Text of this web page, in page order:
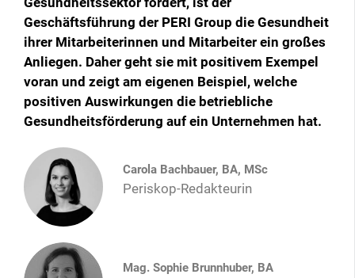
Geschäftsführung der PERI Group die Gesundheit
ihrer Mitarbeiterinnen und Mitarbeiter ein großes
Anliegen. Daher geht sie mit positivem Exempel
voran und zeigt am eigenen Beispiel, welche
positiven Auswirkungen die betriebliche
Gesundheitsförderung auf ein Unternehmen hat.
Carola Bachbauer, BA, MSc
Periskop-Redakteurin
Mag. Sophie Brunnhuber, BA